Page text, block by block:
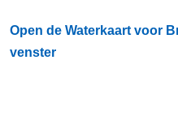
Open de Waterkaart voor
venster